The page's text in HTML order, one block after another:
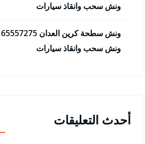
ونش سحب وانقاذ سيارات
ونش سطحة كرين العدان 65557275
ونش سحب وانقاذ سيارات
أحدث التعليقات